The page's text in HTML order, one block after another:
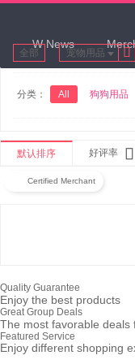
W News
全部 宠物用品 
分类： All 狗狗用品
默认排序 好评率 
Certified Merchant
Quality Guarantee
Enjoy the best products
Great Group Deals
The most favorable deals
Featured Service
Enjoy different shopping